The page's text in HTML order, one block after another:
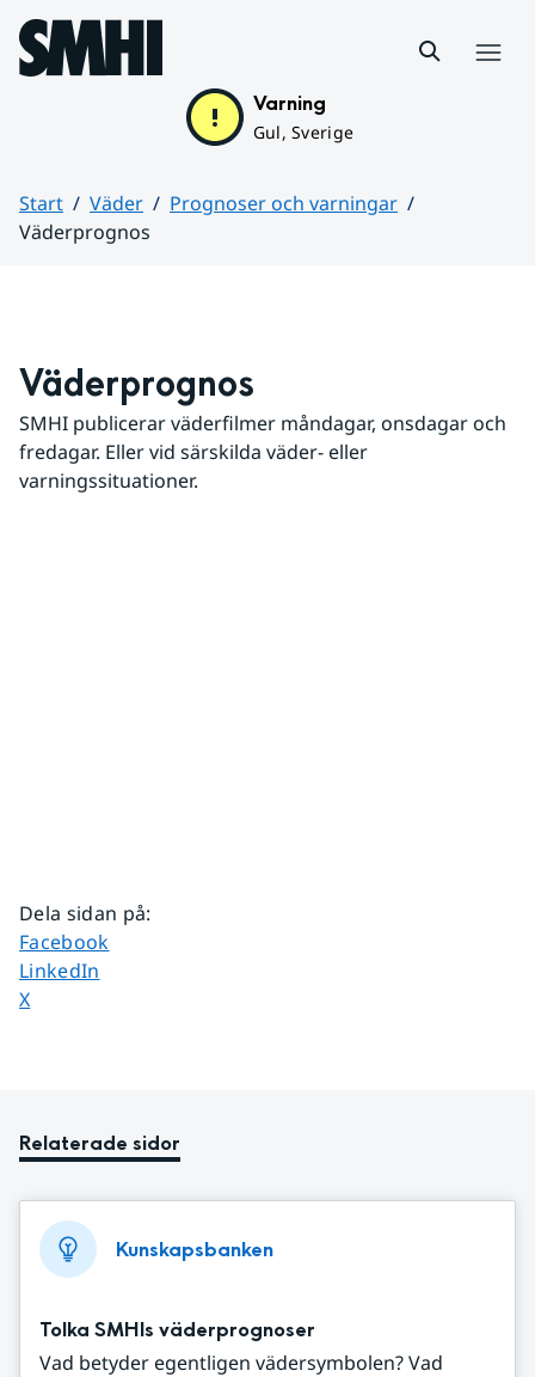
Hoppa till sidans innehåll
Varning
Gul, Sverige
Start Väder
Prognoser och varningar
Väderprognos
Väderprognos
SMHI publicerar väderfilmer måndagar, onsdagar och
fredagar. Eller vid särskilda väder- eller
varningssituationer.
Dela sidan på:
Dela sidan på
Facebook
Dela sidan på
LinkedIn
Dela sidan på
X
Relaterade sidor
Kunskapsbanken
Tolka SMHIs väderprognoser
Vad betyder egentligen vädersymbolen? Vad